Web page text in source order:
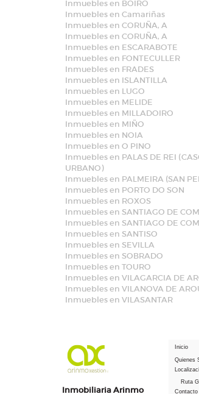
Inmuebles en BOIRO
Inmuebles en Camariñas
Inmuebles en CORUÑA, A
Inmuebles en CORUÑA, A
Inmuebles en ESCARABOTE
Inmuebles en FONTECULLER
Inmuebles en FRADES
Inmuebles en ISLANTILLA
Inmuebles en LUGO
Inmuebles en MELIDE
Inmuebles en MILLADOIRO
Inmuebles en MIÑO
Inmuebles en NOIA
Inmuebles en O PINO
Inmuebles en PALAS DE REI
URBANO)
Inmuebles en PALMEIRA (SAN
Inmuebles en PORTO DO SON
Inmuebles en ROXOS
Inmuebles en SANTIAGO DE
Inmuebles en SANTIAGO DE
Inmuebles en SANTISO
Inmuebles en SEVILLA
Inmuebles en SOBRADO
Inmuebles en TOURO
Inmuebles en VILAGARCIA DE
Inmuebles en VILANOVA DE
Inmuebles en VILASANTAR
Inmobiliaria Arinmo
Inicio
Quienes
Ruta
Contacto